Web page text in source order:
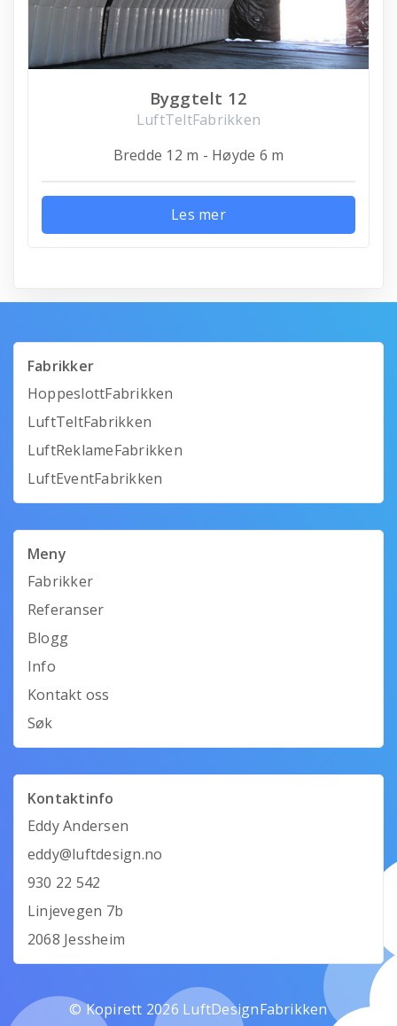
Byggtelt 12
LuftTeltFabrikken
Bredde 12 m - Høyde 6 m
Les mer
Fabrikker
HoppeslottFabrikken
LuftTeltFabrikken
LuftReklameFabrikken
LuftEventFabrikken
Meny
Fabrikker
Referanser
Blogg
Info
Kontakt oss
Søk
Kontaktinfo
Eddy Andersen
eddy@luftdesign.no
930 22 542
Linjevegen 7b
2068 Jessheim
© Kopirett 2026 LuftDesignFabrikken